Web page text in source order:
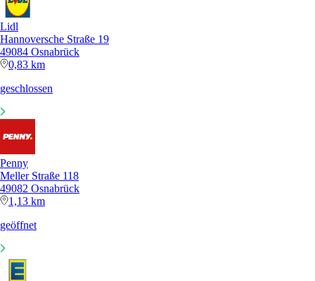
Lidl
Hannoversche Straße 19
49084 Osnabrück
0,83 km
geschlossen
Penny
Meller Straße 118
49082 Osnabrück
1,13 km
geöffnet